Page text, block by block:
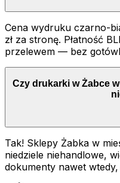
Cena wydruku czarno-
zł za stronę. Płatność
przelewem — bez
Czy drukarki w Żabce
Tak! Sklepy Żabka w
niedziele niehandlowe,
dokumenty nawet